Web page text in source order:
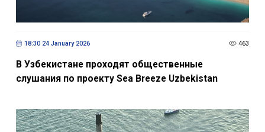
18:30 24 January 2026 463
В Узбекистане проходят общественные
слушания по проекту Sea Breeze Uzbekistan